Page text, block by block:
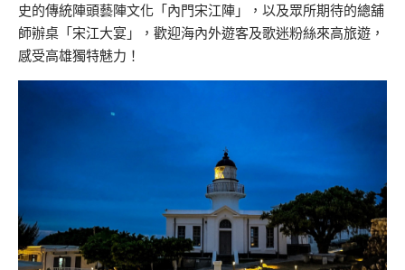
史的傳統陣頭藝陣文化「內門宋江陣」，以及眾所期待的總舖
師辦桌「宋江大宴」，歡迎海內外遊客及歌迷粉絲來高旅遊，
感受高雄獨特魅力！